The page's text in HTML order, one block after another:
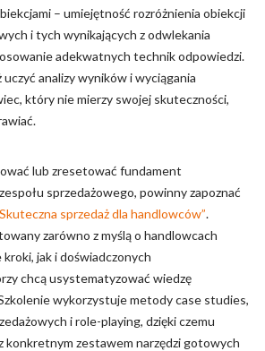
– umiejętność rozróżnienia obiekcji
i tych wynikających z odwlekania
adekwatnych technik odpowiedzi.
analizy wyników i wyciągania
który nie mierzy swojej skuteczności,
lub zresetować fundament
sprzedażowego, powinny zapoznać
sprzedaż dla handlowców”.
zarówno z myślą o handlowcach
jak i doświadczonych
chcą usystematyzować wiedzę
wykorzystuje metody case studies,
i role-playing, dzięki czemu
konkretnym zestawem narzędzi gotowych